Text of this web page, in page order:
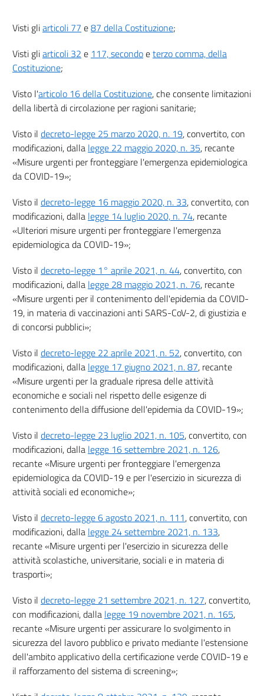
Visti gliarticoli 77 e87 della Costituzione;
Visti gliarticoli 32 e 117, secondoeterzo comma, della
Costituzione;
Visto l'articolo 16 della Costituzione, che consente limitazioni
della libertà di circolazione per ragioni sanitarie;
Visto il decreto-legge 25 marzo 2020, n. 19, convertito, con
modificazioni, dalla legge 22 maggio 2020, n. 35, recante
«Misure urgenti per fronteggiare l'emergenza epidemiologica
da COVID-19»;
Visto il decreto-legge 16 maggio 2020, n. 33, convertito, con
modificazioni, dalla legge 14 luglio 2020, n. 74, recante
«Ulteriori misure urgenti per fronteggiare l'emergenza
epidemiologica da COVID-19»;
Visto il decreto-legge 1° aprile 2021, n. 44, convertito, con
modificazioni, dalla legge 28 maggio 2021, n. 76, recante
«Misure urgenti per il contenimento dell'epidemia da COVID-
19, in materia di vaccinazioni anti SARS-CoV-2, di giustizia e
di concorsi pubblici»;
Visto il decreto-legge 22 aprile 2021, n. 52, convertito, con
modificazioni, dalla legge 17 giugno 2021, n. 87, recante
«Misure urgenti per la graduale ripresa delle attività
economiche e sociali nel rispetto delle esigenze di
contenimento della diffusione dell'epidemia da COVID-19»;
Visto il decreto-legge 23 luglio 2021, n. 105, convertito, con
modificazioni, dalla legge 16 settembre 2021, n. 126,
recante «Misure urgenti per fronteggiare l'emergenza
epidemiologica da COVID-19 e per l'esercizio in sicurezza di
attività sociali ed economiche»;
Visto il decreto-legge 6 agosto 2021, n. 111, convertito, con
modificazioni, dalla legge 24 settembre 2021, n. 133,
recante «Misure urgenti per l'esercizio in sicurezza delle
attività scolastiche, universitarie, sociali e in materia di
trasporti»;
Visto il decreto-legge 21 settembre 2021, n. 127, convertito,
con modificazioni, dalla legge 19 novembre 2021, n. 165,
recante «Misure urgenti per assicurare lo svolgimento in
sicurezza del lavoro pubblico e privato mediante l'estensione
dell'ambito applicativo della certificazione verde COVID-19 e
il rafforzamento del sistema di screening»;